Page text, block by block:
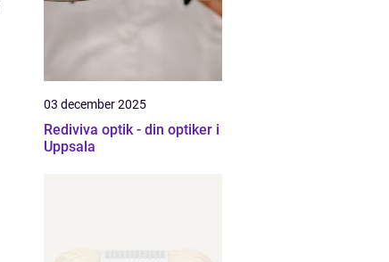
03 december 2025
Rediviva optik - din optiker i
Uppsala